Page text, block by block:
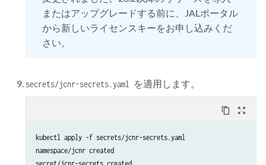
またはアップグレードする前に、JALポータル
から新しいライセンスキーをお申し込みくだ
さい。
secrets/jcnr-secrets.yaml を適用します。
content_copy zoom_out_map
kubectl apply -f secrets/jcnr-secrets.yaml
namespace/jcnr created